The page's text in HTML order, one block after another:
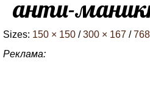
анти-
Sizes: 150 × 150 / 300 × 167 /
Реклама: